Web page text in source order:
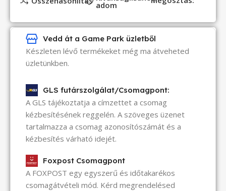
adom
Vedd át a Game Park üzletből
Készleten lévő termékeket még ma átveheted
üzletünkben.
GLS futárszolgálat/Csomagpont:
A GLS tájékoztatja a címzettet a csomag
kézbesítésének reggelén. A szöveges üzenet
tartalmazza a csomag azonosítószámát és a
kézbesítés várható idejét.
Foxpost Csomagpont
A FOXPOST egy egyszerű és időtakarékos
csomagátvételi mód. Kérd megrendelésed